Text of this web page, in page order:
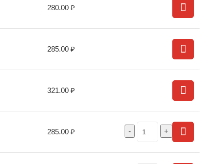
280.00 ₽
285.00 ₽
321.00 ₽
285.00 ₽